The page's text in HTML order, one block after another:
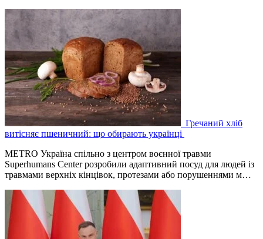
Гречаний хліб
витісняє пшеничний: що обирають українці
METRO Україна спільно з центром воєнної травми
Superhumans Center розробили адаптивний посуд для людей із
травмами верхніх кінцівок, протезами або порушеннями м…